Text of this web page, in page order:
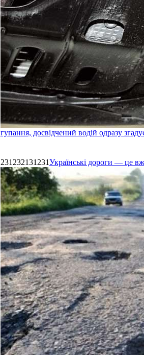
гупання, досвідчений водій одразу
231232131231Українські дороги — це